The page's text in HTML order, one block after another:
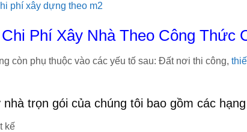
phí xây dựng theo m2
Phí Xây Nhà Theo Công Thức
còn phụ thuộc vào các yếu tố sau: Đất nơi thi công,
nhà trọn gói của chúng tôi bao gồm các
kế